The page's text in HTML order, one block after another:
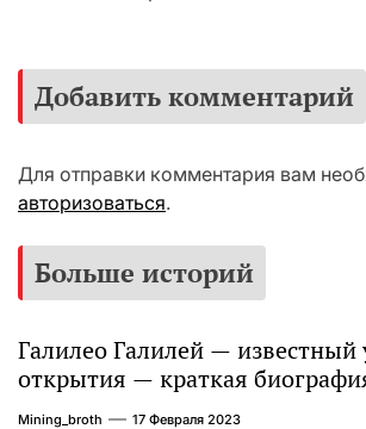
Добавить комментарий
Для отправки комментария вам
авторизоваться.
Больше историй
Галилео Галилей — известный
открытия — краткая
достижения и вклад в науку
Mining_broth 17 Февраля 2023